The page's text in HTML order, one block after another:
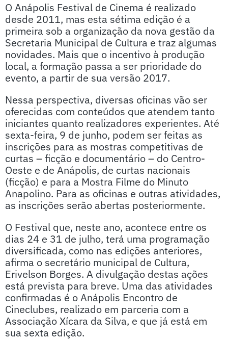
O Anápolis Festival de Cinema é realizado
desde 2011, mas esta sétima edição é a
primeira sob a organização da nova gestão da
Secretaria Municipal de Cultura e traz algumas
novidades. Mais que o incentivo à produção
local, a formação passa a ser prioridade do
evento, a partir de sua versão 2017.
Nessa perspectiva, diversas oficinas vão ser
oferecidas com conteúdos que atendem tanto
iniciantes quanto realizadores experientes. Até
sexta-feira, 9 de junho, podem ser feitas as
inscrições para as mostras competitivas de
curtas – ficção e documentário – do Centro-
Oeste e de Anápolis, de curtas nacionais
(ficção) e para a Mostra Filme do Minuto
Anapolino. Para as oficinas e outras atividades,
as inscrições serão abertas posteriormente.
O Festival que, neste ano, acontece entre os
dias 24 e 31 de julho, terá uma programação
diversificada, como nas edições anteriores,
afirma o secretário municipal de Cultura,
Erivelson Borges. A divulgação destas ações
está prevista para breve. Uma das atividades
confirmadas é o Anápolis Encontro de
Cineclubes, realizado em parceria com a
Associação Xícara da Silva, e que já está em
sua sexta edição.